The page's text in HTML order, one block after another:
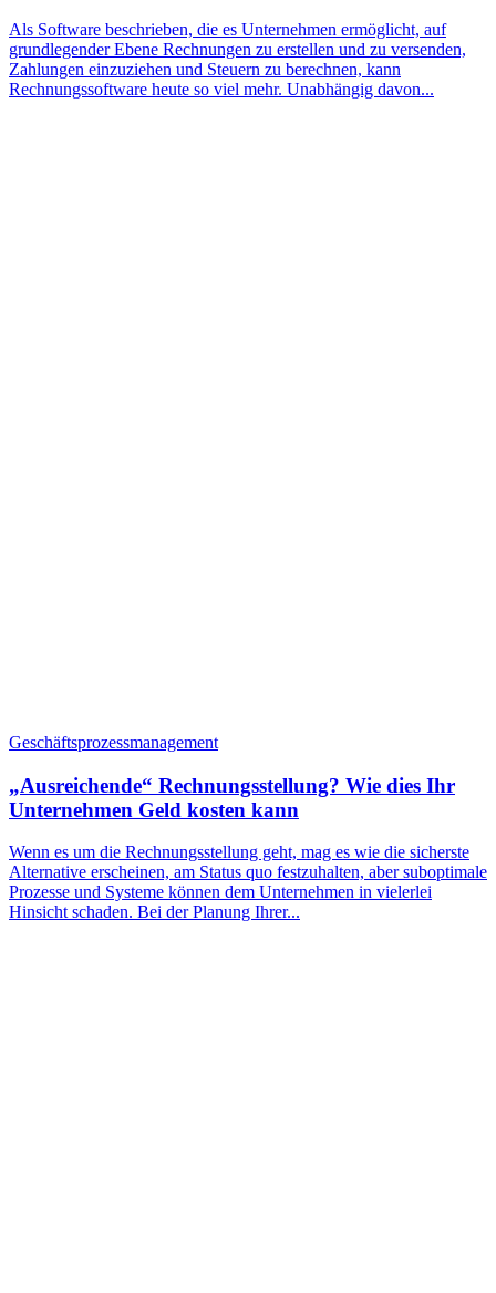
Als Software beschrieben, die es Unternehmen ermöglicht, auf
grundlegender Ebene Rechnungen zu erstellen und zu versenden,
Zahlungen einzuziehen und Steuern zu berechnen, kann
Rechnungssoftware heute so viel mehr. Unabhängig davon...
Geschäftsprozessmanagement
„Ausreichende“ Rechnungsstellung? Wie dies Ihr
Unternehmen Geld kosten kann
Wenn es um die Rechnungsstellung geht, mag es wie die sicherste
Alternative erscheinen, am Status quo festzuhalten, aber suboptimale
Prozesse und Systeme können dem Unternehmen in vielerlei
Hinsicht schaden. Bei der Planung Ihrer...